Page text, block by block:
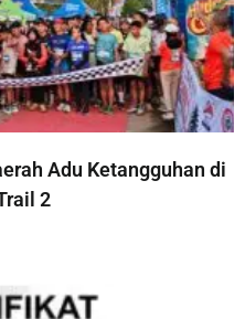
Adu Ketangguhan di
2